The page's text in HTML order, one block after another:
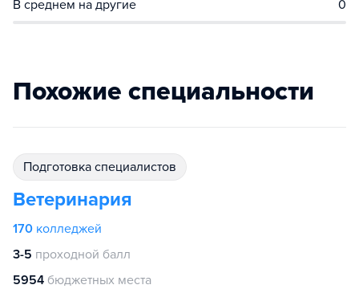
В среднем на другие 0
Похожие специальности
подготовка специалистов
Ветеринария
170 колледжей
3-5 проходной балл
5954 бюджетных места